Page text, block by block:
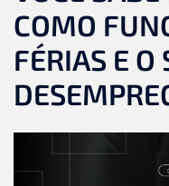
COMO
FÉRIAS E O